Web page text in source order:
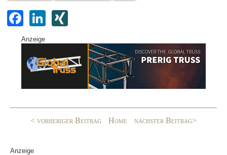
F
a
c
e
o
Li
k
e
G
Anzeige
< vorheriger Beitrag Home nächster Beitrag>
Anzeige